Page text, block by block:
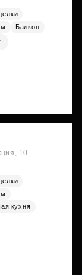
Балкон
10
кухня